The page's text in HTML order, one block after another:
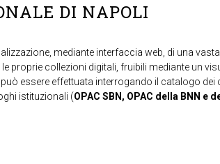
DI NAPOLI
mediante interfaccia web, di una
proprie collezioni digitali, fruibili mediante un
essere effettuata interrogando il catalogo dei
istituzionali (OPAC SBN, OPAC della BNN e